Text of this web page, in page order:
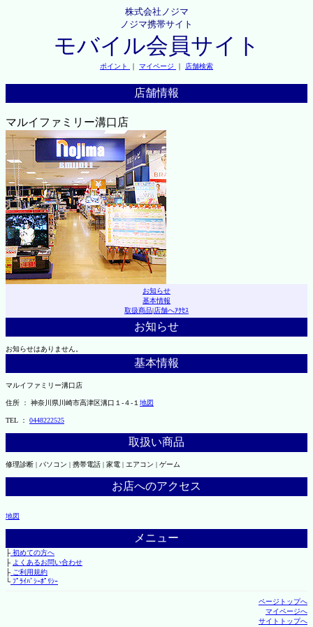
株式会社ノジマ
ノジマ携帯サイト
モバイル会員サイト
ポイント ｜ マイページ ｜ 店舗検索
店舗情報
マルイファミリー溝口店
お知らせ
基本情報
取扱商品|店舗へｱｸｾｽ
お知らせ
お知らせはありません。
基本情報
マルイファミリー溝口店
住所 ： 神奈川県川崎市高津区溝口１-４-１ 地図
TEL ： 0448222525
取扱い商品
修理診断 | パソコン | 携帯電話 | 家電 | エアコン | ゲーム
お店へのアクセス
地図
メニュー
├初めての方へ
├ よくあるお問い合わせ
├ご利用規約
└ﾌﾟﾗｲﾊﾞｼｰﾎﾟﾘｼｰ
ページトップへ
マイページへ
サイトトップへ